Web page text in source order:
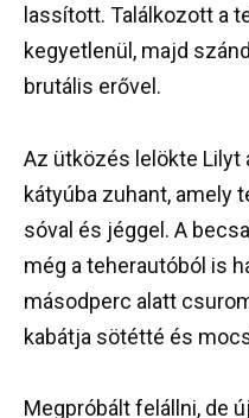
lassított. Találkozott a
kegyetlenül, majd
brutális erővel.
Az ütközés lelökte Lilyt
kátyúba zuhant, amely
sóval és jéggel. A
még a teherautóból is
másodperc alatt
kabátja sötétté és
Megpróbált felállni, de